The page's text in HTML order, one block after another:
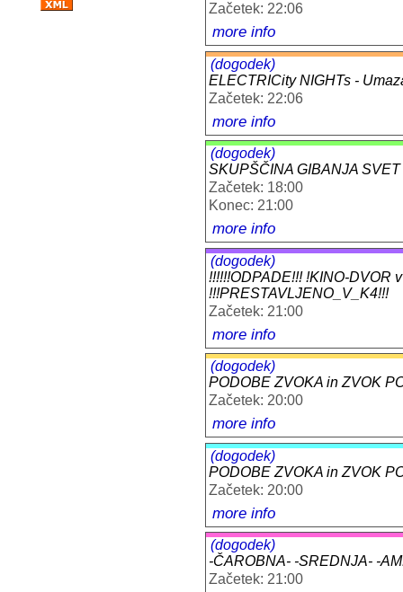
Začetek: 22:06
more info
(dogodek)
ELECTRICity NIGHTs -
Začetek: 22:06
more info
(dogodek)
SKUPŠČINA GIBANJA
Začetek: 18:00
Konec: 21:00
more info
(dogodek)
!!!!!!ODPADE!!! !KINO-DVOR
!!!PRESTAVLJENO_V_K4!!!
Začetek: 21:00
more info
(dogodek)
PODOBE ZVOKA in ZVOK
Začetek: 20:00
more info
(dogodek)
PODOBE ZVOKA in ZVOK
Začetek: 20:00
more info
(dogodek)
-ČAROBNA- -SREDNJA- -
Začetek: 21:00